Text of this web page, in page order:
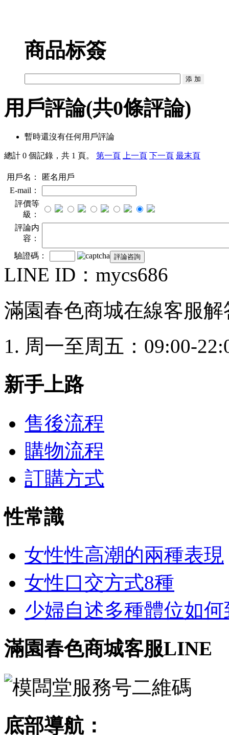
商品标簽
用戶評論(共0條評論)
暫時還沒有任何用戶評論
總計 0 個記錄，共 1 頁。 第一頁 上一頁 下一頁 最末頁
用戶名：
匿名用戶
E-mail：
評價等
級：
評論内
容：
驗證碼：
LINE ID：mycs686
滿園春色商城在線客服解
周一至周五：09:00-
新手上路
售後流程
購物流程
訂購方式
性常識
女性性高潮的兩種表現
女性口交方式8種
少婦自述多種體位如
滿園春色商城客服LINE
底部導航：